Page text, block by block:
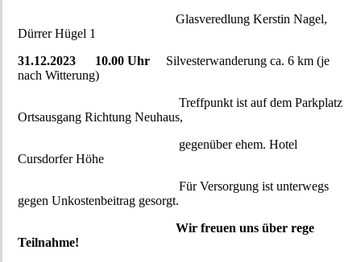
Glasveredlung Kerstin Nagel,
Dürrer Hügel 1
31.12.2023
10.00 Uhr
Silvesterwanderung ca. 6 km (je
nach Witterung)
Treffpunkt ist auf dem Parkplatz
Ortsausgang Richtung Neuhaus,
gegenüber ehem. Hotel
Cursdorfer Höhe
Für Versorgung ist unterwegs
gegen Unkostenbeitrag gesorgt.
Wir freuen uns über rege
Teilnahme!